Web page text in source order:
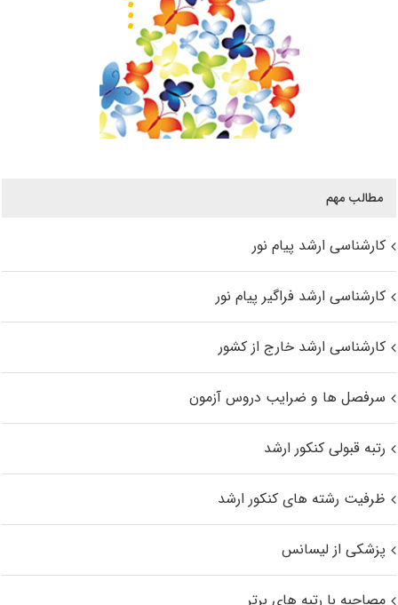
مطالب مهم
کارشناسی ارشد پیام نور
کارشناسی ارشد فراگیر پیام نور
کارشناسی ارشد خارج از کشور
سرفصل ها و ضرایب دروس آزمون
رتبه قبولی کنکور ارشد
ظرفیت رشته های کنکور ارشد
پزشکی از لیسانس
مصاحبه با رتبه های برتر